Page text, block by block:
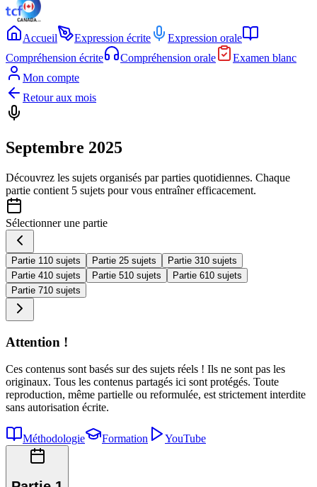
Accueil Expression écrite
Expression orale
Compréhension écrite
Compréhension orale
Examen blanc
Mon compte
Retour aux mois
Septembre 2025
Découvrez les sujets organisés par parties quotidiennes. Chaque
partie contient 5 sujets pour vous entraîner efficacement.
Sélectionner une partie
Partie 1 10 sujets Partie 25 sujets Partie 310 sujets
Partie 410 sujets Partie 510 sujets Partie 610 sujets
Partie 710 sujets
Attention !
Ces contenus sont basés sur des sujets réels ! Ils ne sont pas les
originaux. Tous les contenus partagés ici sont protégés. Toute
reproduction, même partielle ou reformulée, est strictement interdite
sans autorisation écrite.
Méthodologie Formation YouTube